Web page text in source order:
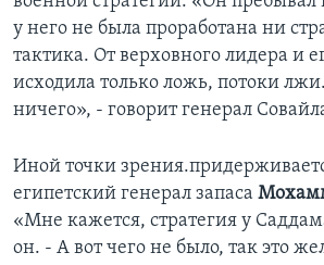
у него не была проработана ни
тактика. От верховного лидера и
исходила только ложь, потоки
ничего», - говорит генерал
Иной точки
египетский генерал запаса
«Мне кажется, стратегия у
он. - А вот чего не было, так это